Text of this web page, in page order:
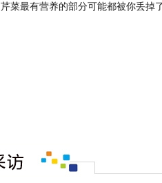
芹菜最有营养的部分可能都被你丢掉